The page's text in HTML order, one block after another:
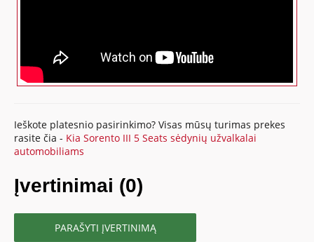
Ieškote platesnio pasirinkimo? Visas mūsų turimas prekes
rasite čia - Kia Sorento III 5 Seats sėdynių užvalkalai
automobiliams
Įvertinimai (0)
PARAŠYTI ĮVERTINIMĄ